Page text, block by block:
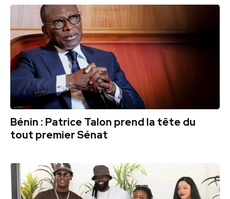
Bénin : Patrice Talon prend la tête du
tout premier Sénat